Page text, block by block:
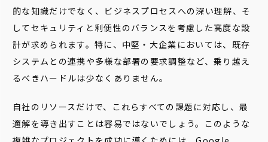
的な知識だけでなく、ビジネスプロセスへの深い理解、そ
してセキュリティと利便性のバランスを考慮した高度な設
計が求められます。特に、中堅・大企業においては、既存
システムとの連携や多様な部署の要求調整など、乗り越え
るべきハードルは少なくありません。
自社のリソースだけで、これらすべての課題に対応し、最
適解を導き出すことは容易ではないでしょう。このような